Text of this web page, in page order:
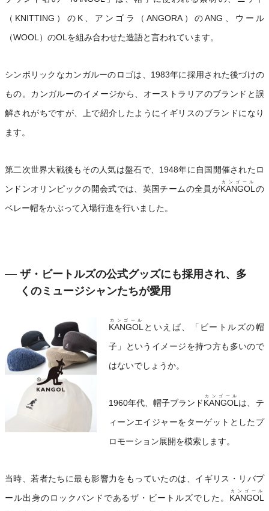
（KNITTING）のK、アンゴラ（ANGORA）のANG、ウール
（WOOL）のOLを組み合わせた造語と言われています。
シンボリックなカンガルーのロゴは、1983年に採用された後づけの
もの。カンガルーのイメージから、オーストラリアのブランドと誤
解されがちですが、上で紹介したようにイギリスのブランドになり
ます。
第二次世界大戦後もその人気は盤石で、1948年に自国開催されたロ
ンドンオリンピックの開会式では、英国チームの全員がKANGOL
カンゴール
の
ベレー帽をかぶって入場行進を行いました。
ザ・ビートルズの公式グッズにも採用され、多
くのミュージシャンたちが愛用
KANGOL
カンゴール
といえば、「ビートルズの帽
子」というイメージを持つ方も多いので
はないでしょうか。
1960年代、帽子ブランドKANGOL
カンゴール
は、テ
ィーンエイジャーをターゲットとしたプ
ロモーション展開を模索します。
当時、若者たちに最も影響力をもっていたのは、イギリス・リバプ
ール出身のロックバンドであるザ・ビートルズでした。 KANGOL
カンゴール